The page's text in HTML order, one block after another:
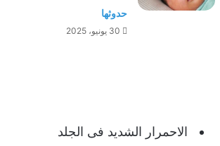
حدوثها
30 يونيو، 2025
الاحمرار الشديد فى الجلد